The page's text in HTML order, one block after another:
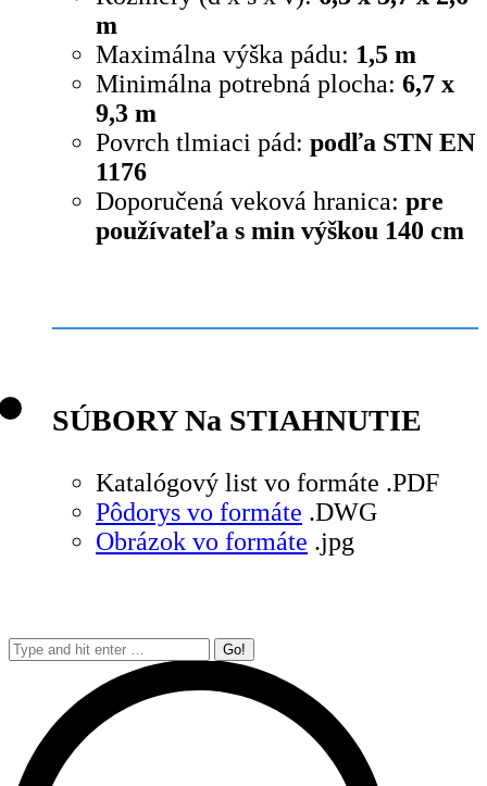
m
Maximálna výška pádu: 1,5 m
Minimálna potrebná plocha: 6,7 x
9,3 m
Povrch tlmiaci pád: podľa STN EN
1176
Doporučená veková hranica: pre
používateľa s min výškou 140 cm
SÚBORY Na STIAHNUTIE
Katalógový list vo formáte .PDF
Pôdorys vo formáte .DWG
Obrázok vo formáte .jpg
Search: